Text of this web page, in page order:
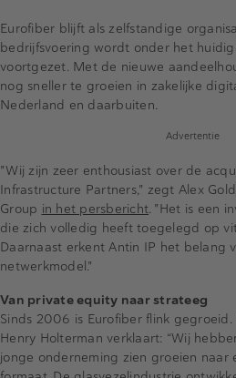
Eurofiber blijft als zelfstandige
bedrijfsvoering wordt onder het
voortgezet. Met de nieuwe
nog sneller te groeien in zakelijke
Nederland en daarbuiten.
Advertentie
"Wij zijn zeer enthousiast over de
Infrastructure Partners," zegt Alex
Group in het persbericht. "Het is een
die zich volledig heeft toegelegd op
Daarnaast erkent Antin IP het belang
netwerkmodel."
Van private equity naar strateeg
Sinds 2006 is Eurofiber flink
Henry Holterman verklaart: “Wij
jonge onderneming zien groeien naar